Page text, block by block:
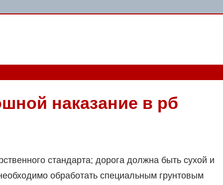
наказание в рб
стандарта; дорога должна быть сухой и
обработать специальным грунтовым